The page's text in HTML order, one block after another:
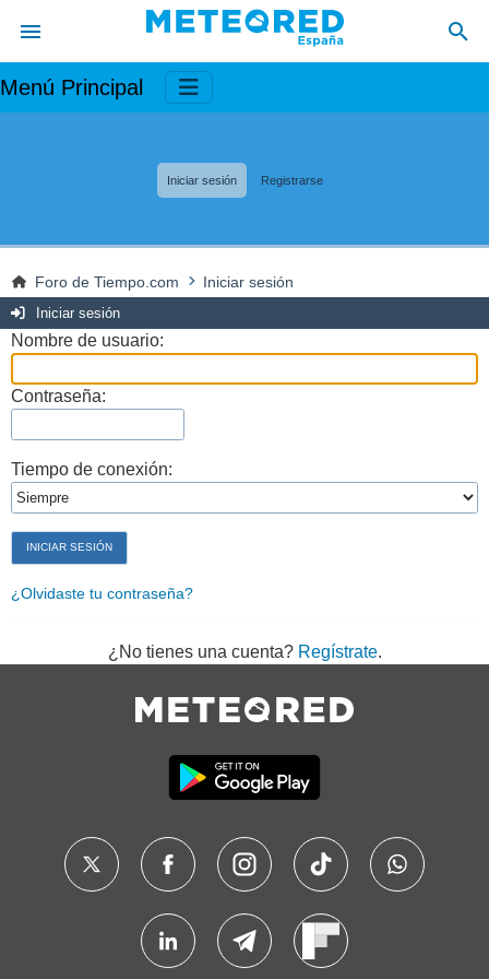
Menú Principal
Iniciar sesión Registrarse
Foro de Tiempo.com Iniciar sesión
Iniciar sesión
Nombre de usuario:
Contraseña:
Tiempo de conexión:
¿Olvidaste tu contraseña?
¿No tienes una cuenta? Regístrate.